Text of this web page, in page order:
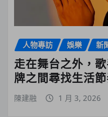
人物專訪 娛樂 新
走在舞台之外，
牌之間尋找生活
陳建融 1 月 3, 2026